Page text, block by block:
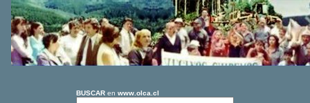
BUSCAR en www.olca.cl